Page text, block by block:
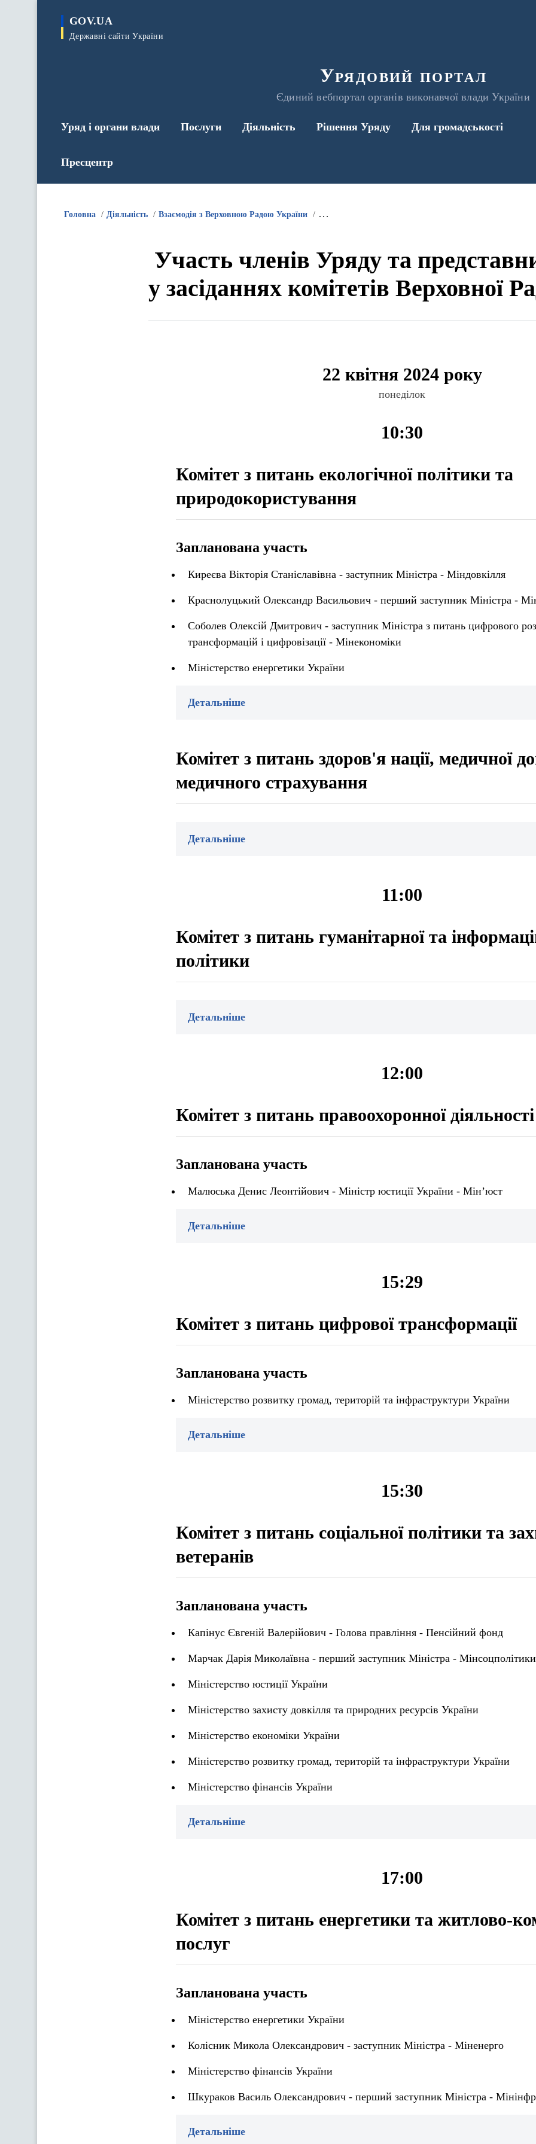
GOV.UA
Державні сайти України
Урядовий портал
Єдиний вебпортал органів виконавчої влади України
Уряд і органи влади Послуги Діяльність Рішення Уряду Для громадськості
Пресцентр
Головна Діяльність Взаємодія з Верховною Радою України Інформація про участь членів Уряду та
Участь членів Уряду та
у засіданнях комітетів Верховної
22 квітня 2024 року
понеділок
10:30
Комітет з питань екологічної політики та
природокористування
Запланована участь
Киреєва Вікторія Станіславівна - заступник Міністра - Міндовкілля
Краснолуцький Олександр Васильович - перший заступник Міністра -
Соболев Олексій Дмитрович - заступник Міністра з питань цифрового
трансформацій і цифровізації - Мінекономіки
Міністерство енергетики України
Детальніше
Комітет з питань здоров'я нації, медичної
медичного страхування
Детальніше
11:00
Комітет з питань гуманітарної та
політики
Детальніше
12:00
Комітет з питань правоохоронної діяльності
Запланована участь
Малюська Денис Леонтійович - Міністр юстиції України - Мін’юст
Детальніше
15:29
Комітет з питань цифрової трансформації
Запланована участь
Міністерство розвитку громад, територій та інфраструктури України
Детальніше
15:30
Комітет з питань соціальної політики та
ветеранів
Запланована участь
Капінус Євгеній Валерійович - Голова правління - Пенсійний фонд
Марчак Дарія Миколаївна - перший заступник Міністра - Мінсоцполітики
Міністерство юстиції України
Міністерство захисту довкілля та природних ресурсів України
Міністерство економіки України
Міністерство розвитку громад, територій та інфраструктури України
Міністерство фінансів України
Детальніше
17:00
Комітет з питань енергетики та житлово-
послуг
Запланована участь
Міністерство енергетики України
Колісник Микола Олександрович - заступник Міністра - Міненерго
Міністерство фінансів України
Шкураков Василь Олександрович - перший заступник Міністра -
Детальніше